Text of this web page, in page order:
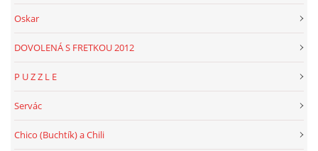
Oskar
DOVOLENÁ S FRETKOU 2012
P U Z Z L E
Servác
Chico (Buchtík) a Chili